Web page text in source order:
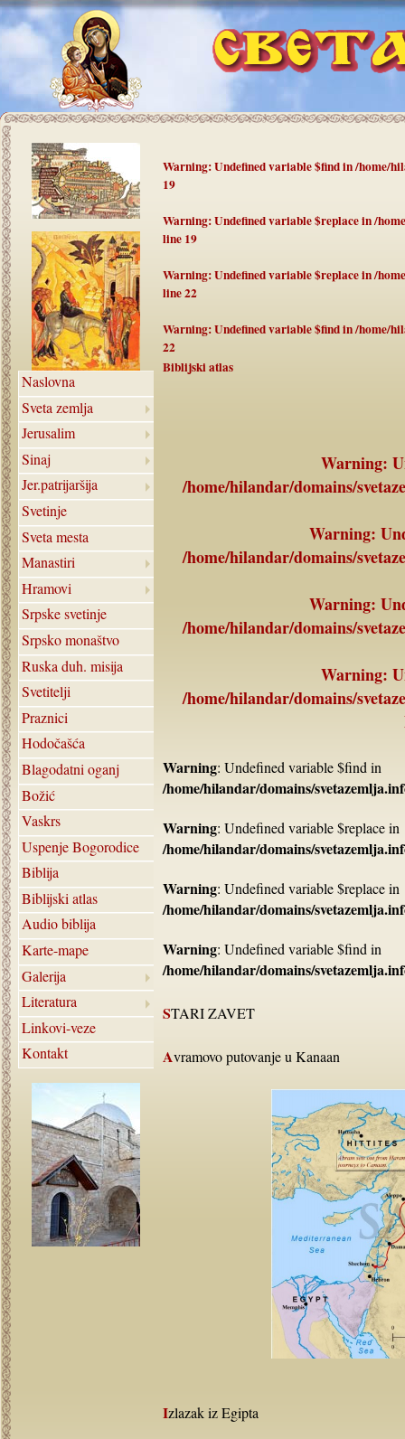
Naslovna
Sveta zemlja
Jerusalim
Sinaj
Jer.patrijaršija
Svetinje
Sveta mesta
Manastiri
Hramovi
Srpske svetinje
Srpsko monaštvo
Ruska duh. misija
Svetitelji
Praznici
Hodočašća
Blagodatni oganj
Božić
Vaskrs
Uspenje Bogorodice
Biblija
Biblijski atlas
Audio biblija
Karte-mape
Galerija
Literatura
Linkovi-veze
Kontakt
Warning: Undefined variable $find in/home/
19
Warning: Undefined variable $replace in/
line 19
Warning: Undefined variable $replace in/
line22
Warning: Undefined variable $find in/home/
22
Biblijski atlas
Warning:
/home/hilandar/domains/
Warning:
/home/hilandar/domains/
Warning:
/home/hilandar/domains/
Warning:
/home/hilandar/domains/
Warning: Undefined variable $find in
/home/hilandar/domains/
Warning: Undefined variable $replace in
/home/hilandar/domains/
Warning: Undefined variable $replace in
/home/hilandar/domains/
Warning: Undefined variable $find in
/home/hilandar/domains/
STARI ZAVET
Avramovo putovanje u Kanaan
Izlazak iz Egipta